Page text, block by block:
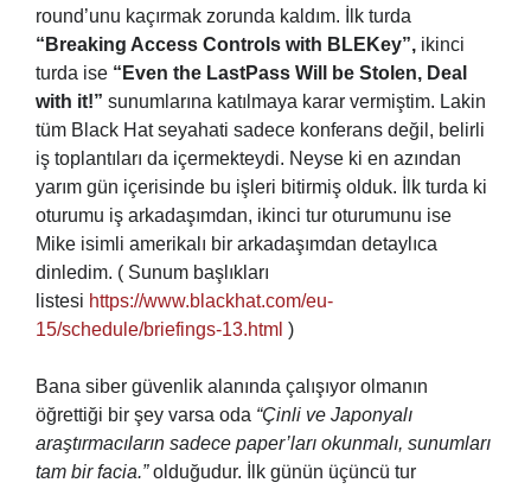
round’unu kaçırmak zorunda kaldım. İlk turda
“Breaking Access Controls with BLEKey”, ikinci
turda ise “Even the LastPass Will be Stolen, Deal
with it!” sunumlarına katılmaya karar vermiştim. Lakin
tüm Black Hat seyahati sadece konferans değil, belirli
iş toplantıları da içermekteydi. Neyse ki en azından
yarım gün içerisinde bu işleri bitirmiş olduk. İlk turda ki
oturumu iş arkadaşımdan, ikinci tur oturumunu ise
Mike isimli amerikalı bir arkadaşımdan detaylıca
dinledim. ( Sunum başlıkları
listesi https://www.blackhat.com/eu-
15/schedule/briefings-13.html )
Bana siber güvenlik alanında çalışıyor olmanın
öğrettiği bir şey varsa oda “Çinli ve Japonyalı
araştırmacıların sadece paper’ları okunmalı, sunumları
tam bir facia.”olduğudur. İlk günün üçüncü tur